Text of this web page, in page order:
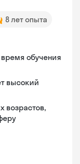
8 лет опыта
обучения
высокий
возрастов,